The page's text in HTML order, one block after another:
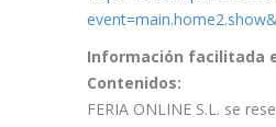
Información facilitada
Contenidos:
FERIA ONLINE S.L. se